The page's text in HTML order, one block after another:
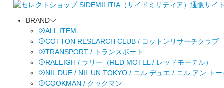
BRAND
ALL ITEM
COTTON RESEARCH CLUB / コットンリサーチクラブ
TRANSPORT / トランスポート
RALEIGH / ラリー（RED MOTEL / レッドモーテル）
NIL DUE / NIL UN TOKYO / ニル デュエ / ニル アン トー
COOKMAN / クックマン